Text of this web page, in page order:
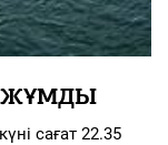
ЖҰМДЫ
сағат 22.35